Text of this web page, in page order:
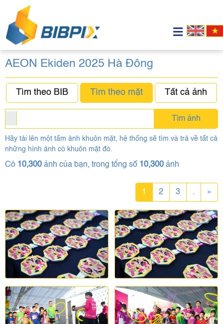
AEON Ekiden 2025 Hà Đông
Tìm theo BIB Tìm theo mặt Tất cả ảnh
Tìm ảnh
Hãy tải lên một tấm ảnh khuôn mặt, hệ thống sẽ tìm và trả về tất cả
những hình ảnh có khuôn mặt đó.
Có 10,300 ảnh của bạn, trong tổng số 10,300 ảnh
1 2 3 . »